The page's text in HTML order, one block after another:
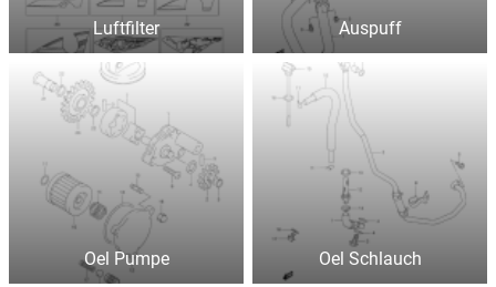
Luftfilter Auspuff
Oel Pumpe Oel Schlauch